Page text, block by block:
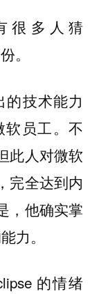
很多人猜
。
的技术能力
软员工。不
此人对微软
完全达到内
，他确实掌
力。
的情绪